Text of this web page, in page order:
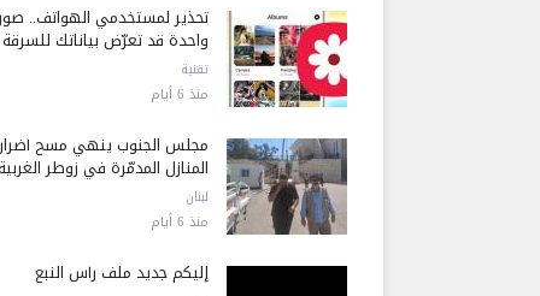
تحذير لمستخدمي الهواتف..
واحدة قد تعرّض بياناتك للسرقة
تقنية
منذ 6 أيام
مجلس الجنوب ينهي مسح أضرار
المنازل المدمّرة في زوطر الغربية
لبنان
منذ 6 أيام
إليكم جديد ملف رأس النبع